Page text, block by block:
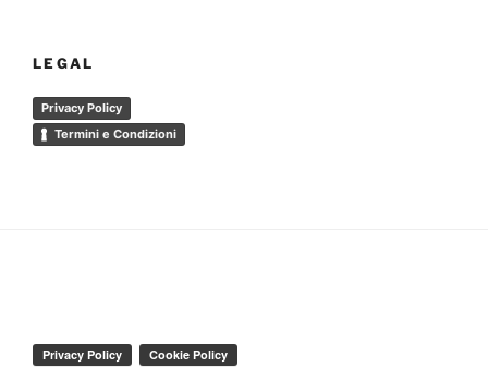
LEGAL
Privacy Policy
Termini e Condizioni